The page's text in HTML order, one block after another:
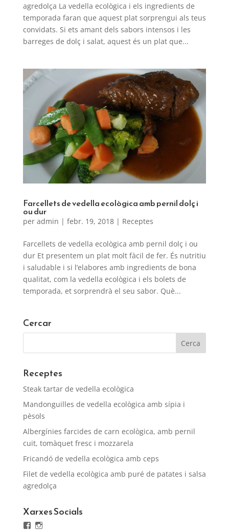
agredolça La vedella ecològica i els ingredients de
temporada faran que aquest plat sorprengui als teus
convidats. Si ets amant dels sabors intensos i les
barreges de dolç i salat, aquest és un plat que...
Farcellets de vedella ecològica amb pernil dolç i
ou dur
per admin | febr. 19, 2018| Receptes
Farcellets de vedella ecològica amb pernil dolç i ou
dur Et presentem un plat molt fàcil de fer. És nutritiu
i saludable i si l’elabores amb ingredients de bona
qualitat, com la vedella ecològica i els bolets de
temporada, et sorprendrà el seu sabor. Què...
Cercar
Receptes
Steak tartar de vedella ecològica
Mandonguilles de vedella ecològica amb sípia i
pèsols
Albergínies farcides de carn ecològica, amb pernil
cuit, tomàquet fresc i mozzarela
Fricandó de vedella ecològica amb ceps
Filet de vedella ecològica amb puré de patates i salsa
agredolça
Xarxes Socials
Facebook
Instagram